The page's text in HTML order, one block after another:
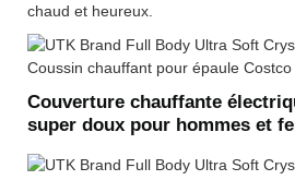
chaud et heureux.
Couverture chauffante
super doux pour hommes et